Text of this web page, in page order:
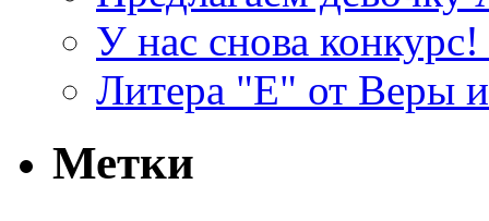
У нас снова
Литера "Е" от Веры
Метки